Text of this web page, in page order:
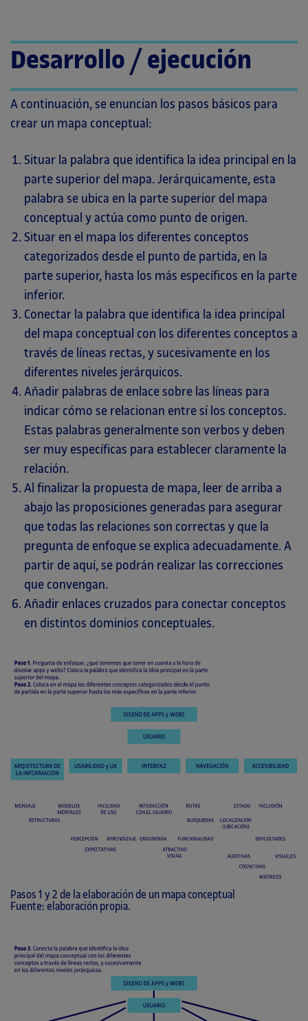
Desarrollo / ejecución
A continuación, se enuncian los pasos básicos para
crear un mapa conceptual:
Situar la palabra que identifica la idea principal en la
parte superior del mapa. Jerárquicamente, esta
palabra se ubica en la parte superior del mapa
conceptual y actúa como punto de origen.
Situar en el mapa los diferentes conceptos
categorizados desde el punto de partida, en la
parte superior, hasta los más específicos en la parte
inferior.
Conectar la palabra que identifica la idea principal
del mapa conceptual con los diferentes conceptos a
través de líneas rectas, y sucesivamente en los
diferentes niveles jerárquicos.
Añadir palabras de enlace sobre las líneas para
indicar cómo se relacionan entre sí los conceptos.
Estas palabras generalmente son verbos y deben
ser muy específicas para establecer claramente la
relación.
Al finalizar la propuesta de mapa, leer de arriba a
abajo las proposiciones generadas para asegurar
que todas las relaciones son correctas y que la
pregunta de enfoque se explica adecuadamente. A
partir de aquí, se podrán realizar las correcciones
que convengan.
Añadir enlaces cruzados para conectar conceptos
en distintos dominios conceptuales.
Pasos 1 y 2 de la elaboración de un mapa conceptual
Fuente: elaboración propia.